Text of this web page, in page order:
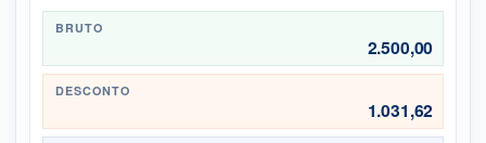
BRUTO
2.500,00
DESCONTO
1.031,62